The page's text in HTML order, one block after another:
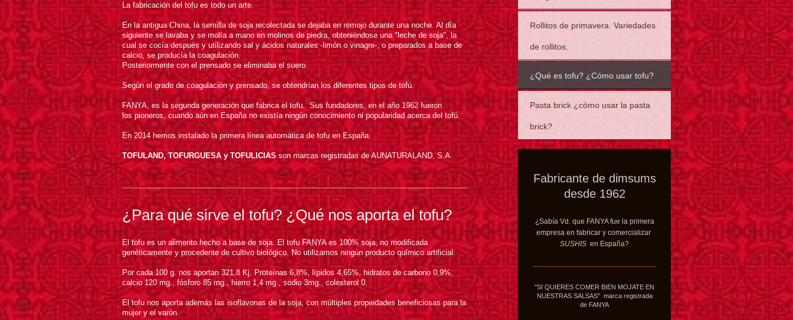
La fabricación del tofu es todo un arte.
En la antigua China, la semilla de soja recolectada se dejaba en remojo durante una noche. Al día
siguiente se lavaba y se molía a mano en molinos de piedra, obteniéndose una "leche de soja", la
cual se cocía después y utilizando sal y ácidos naturales -limón o vinagre-, o preparados a base de
calcio, se producía la coagulación.
Posteriormente con el prensado se eliminaba el suero.
Según el grado de coagulación y prensado, se obtendrían los diferentes tipos de tofú.
FANYA, es la segunda generación que fabrica el tofu. Sus fundadores, en el año 1962 fueron
los pioneros, cuando aún en España no existía ningún conocimiento ni popularidad acerca del tofú.
En 2014 hemos instalado la primera línea automática de tofu en España.
TOFULAND, TOFURGUESA y TOFULICIAS son marcas registradas de AUNATURALAND, S.A.
¿Para qué sirve el tofu? ¿Qué nos aporta el tofu?
El tofu es un alimento hecho a base de soja. El tofu FANYA es 100% soja, no modificada
genéticamente y procedente de cultivo biológico. No utilizamos ningún producto químico artificial.
Por cada 100 g. nos aportan 321,8 Kj. Proteínas 6,8%, lípidos 4,65%, hidratos de carbono 0,9%,
calcio 120 mg., fósforo 85 mg., hierro 1,4 mg., sodio 3mg., colesterol 0.
El tofu nos aporta además las isoflavonas de la soja, con múltiples propiedades beneficiosas para la
mujer y el varón.
Rollitos de primavera. Variedades
de rollitos.
¿Qué es tofu? ¿Cómo usar tofu?
Pasta brick ¿cómo usar la pasta
brick?
Fabricante de dimsums
desde 1962
¿Sabía Vd. que FANYA fue la primera
empresa en fabricar y comercializar
SUSHIS en España?
"SI QUIERES COMER BIEN MOJATE EN
NUESTRAS SALSAS" marca registrada
de FANYA